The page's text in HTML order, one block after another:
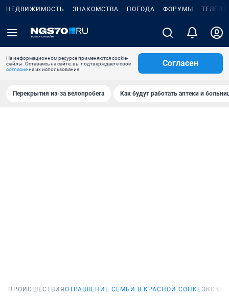
НЕДВИЖИМОСТЬ ЗНАКОМСТВА ПОГОДА ФОРУМЫ
На информационном ресурсе применяются cookie-
файлы. Оставаясь на сайте, вы подтверждаете свое
согласиена их использование.
Согласен
Перекрытия из-за велопробега Как будут работать аптеки и
ПРОИСШЕСТВИЯ ОТРАВЛЕНИЕ СЕМЬИ В КРАСНОЙ СОПКЕ